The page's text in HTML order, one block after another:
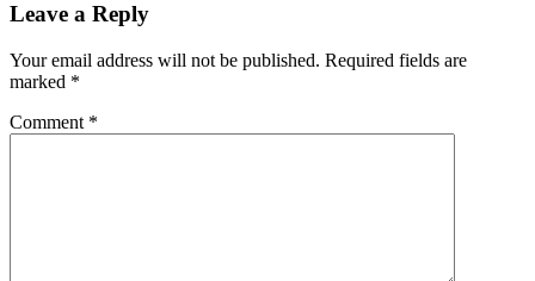
Leave a Reply
Your email address will not be published. Required fields are
marked *
Comment *